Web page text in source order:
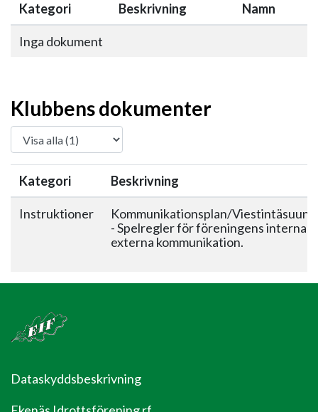
Kategori Beskrivning Namn
Inga dokument
Klubbens dokumenter
Kategori Beskrivning
Instruktioner
Kommunikationsplan/
- Spelregler för föreningens interna
externa kommunikation.
Dataskyddsbeskrivning